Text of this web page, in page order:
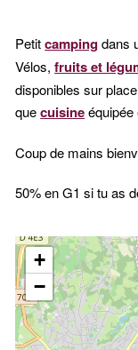
Petitcampingdans
Vélos,fruits et
disponibles sur
quecuisine
Coup de mains
50% en G1 si tu as
Localisation
+
−